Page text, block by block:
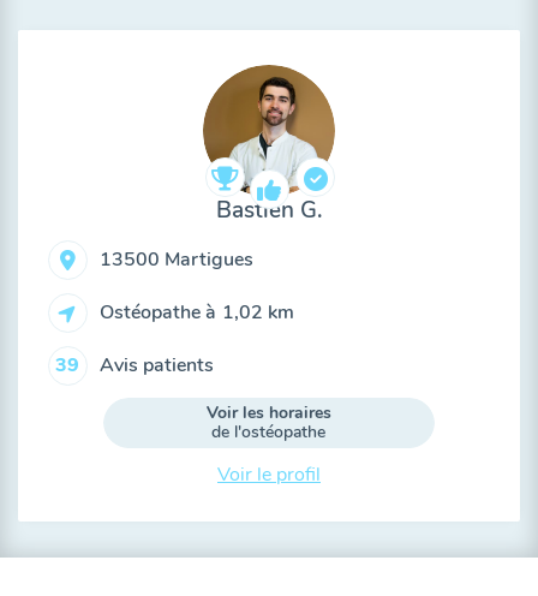
Bastien G.
13500 Martigues
Ostéopathe à 1,02 km
39 Avis patients
Voir les horaires
de l'ostéopathe
Voir le profil